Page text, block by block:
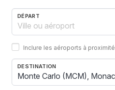
DÉPART
Inclure les aéroports à proximité
DESTINATION